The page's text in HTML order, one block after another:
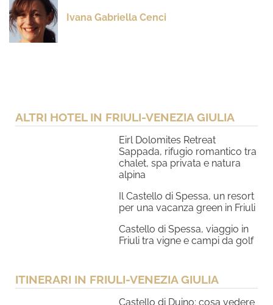
Ivana Gabriella Cenci
ALTRI HOTEL IN FRIULI-VENEZIA GIULIA
Eirl Dolomites Retreat
Sappada, rifugio romantico tra
chalet, spa privata e natura
alpina
Il Castello di Spessa, un resort
per una vacanza green in Friuli
Castello di Spessa, viaggio in
Friuli tra vigne e campi da golf
ITINERARI IN FRIULI-VENEZIA GIULIA
Castello di Duino: cosa vedere